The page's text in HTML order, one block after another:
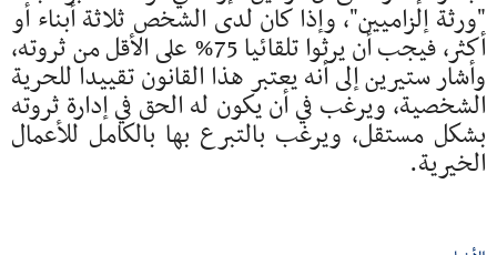
"ورثة إلزاميين"، وإذا كان لدى الشخص ثلاثة أبناء أو
أكثر، فيجب أن يرثوا تلقائيا 75% على الأقل من ثروته،
وأشار ستيرين إلى أنه يعتبر هذا القانون تقييدا للحرية
الشخصية، ويرغب في أن يكون له الحق في إدارة ثروته
بشكل مستقل، ويرغب بالتبرع بها بالكامل للأعمال
الخيرية.